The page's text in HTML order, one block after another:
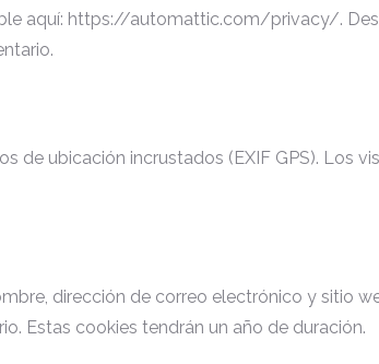
aquí: https://automattic.com/privacy/.
de ubicación incrustados (EXIF GPS). Los
dirección de correo electrónico y sitio
Estas cookies tendrán un año de duración.